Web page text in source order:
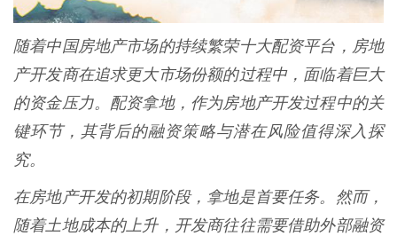
随着中国房地产市场的持续繁荣十大配资平台，房地
产开发商在追求更大市场份额的过程中，面临着巨大
的资金压力。配资拿地，作为房地产开发过程中的关
键环节，其背后的融资策略与潜在风险值得深入探
究。
在房地产开发的初期阶段，拿地是首要任务。然而，
随着土地成本的上升，开发商往往需要借助外部融资